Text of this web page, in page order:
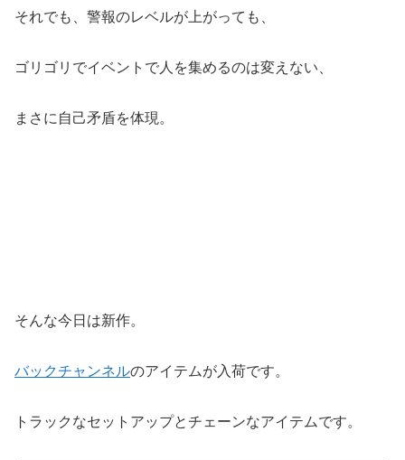
それでも、警報のレベルが上がっても、
ゴリゴリでイベントで人を集めるのは変えない、
まさに自己矛盾を体現。
そんな今日は新作。
バックチャンネルのアイテムが入荷です。
トラックなセットアップとチェーンなアイテムです。